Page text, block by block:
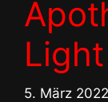
Light
5. März 2022